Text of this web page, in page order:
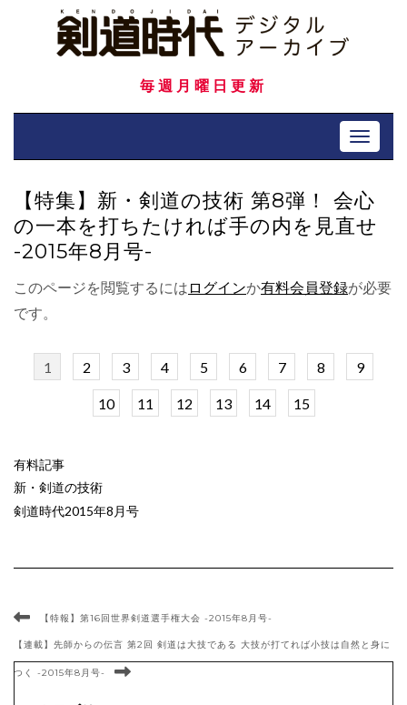
毎週月曜日更新
Toggle
【特集】新・剣道の技術 第8弾！ 会心
の一本を打ちたければ手の内を見直せ
-2015年8月号-
このページを閲覧するには ログインか有料会員登録が必要
です。
1 2 3 4 5 6 7 8 9
10 11 12 13 14 15
有料記事
新・剣道の技術
剣道時代2015年8月号
【特報】第16回世界剣道選手権大会 -2015年8月号-
【連載】先師からの伝言 第2回 剣道は大技である 大技が打てれば小技は自然と身に
つく -2015年8月号-